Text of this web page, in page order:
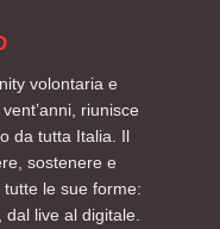
volontaria e
riunisce
da tutta Italia. Il
sostenere e
le sue forme:
live al digitale.